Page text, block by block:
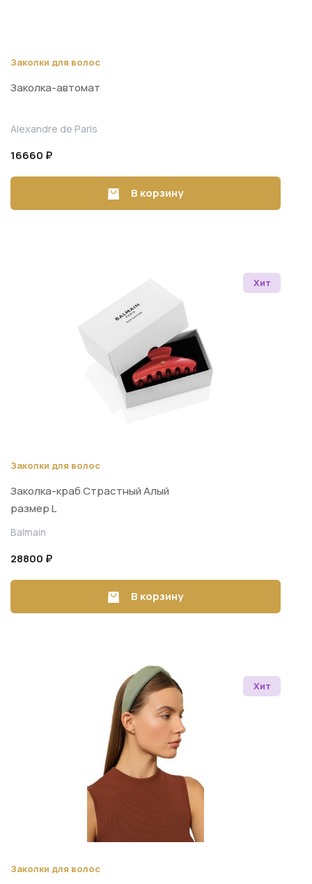
Заколки для волос
Заколка-автомат
Alexandre de Paris
16660 ₽
В корзину
Хит
Заколки для волос
Заколка-краб Страстный Алый
размер L
Balmain
28800 ₽
В корзину
Хит
Заколки для волос